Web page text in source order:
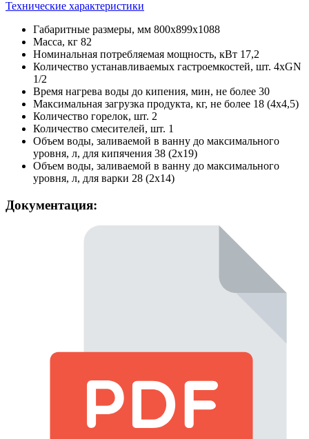
Технические характеристики
Габаритные размеры, мм 800х899х1088
Масса, кг 82
Номинальная потребляемая мощность, кВт 17,2
Количество устанавливаемых гастроемкостей, шт. 4хGN
1/2
Время нагрева воды до кипения, мин, не более 30
Максимальная загрузка продукта, кг, не более 18 (4х4,5)
Количество горелок, шт. 2
Количество смесителей, шт. 1
Объем воды, заливаемой в ванну до максимального
уровня, л, для кипячения 38 (2х19)
Объем воды, заливаемой в ванну до максимального
уровня, л, для варки 28 (2х14)
Документация: